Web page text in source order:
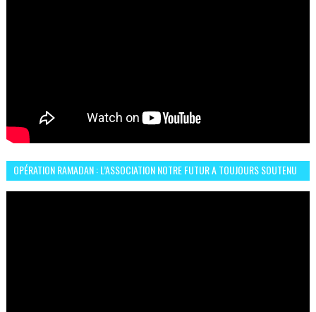
OPÉRATION RAMADAN : L’ASSOCIATION NOTRE FUTUR A TOUJOURS SOUTENU